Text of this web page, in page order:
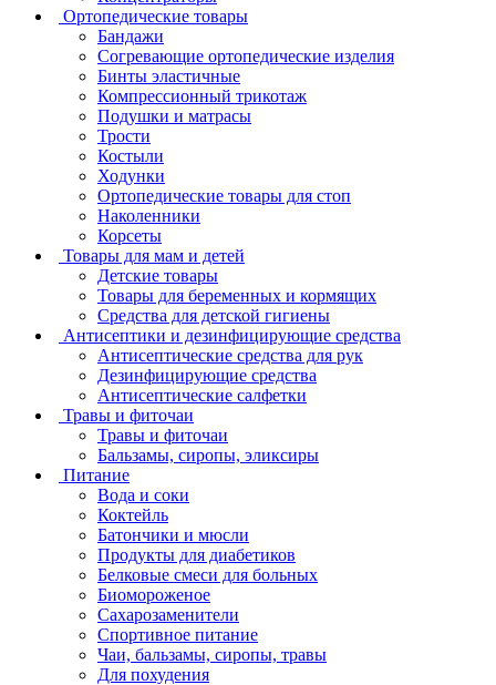
Ортопедические товары
Бандажи
Согревающие ортопедические изделия
Бинты эластичные
Компрессионный трикотаж
Подушки и матрасы
Трости
Костыли
Ходунки
Ортопедические товары для стоп
Наколенники
Корсеты
Товары для мам и детей
Детские товары
Товары для беременных и кормящих
Средства для детской гигиены
Антисептики и дезинфицирующие средства
Антисептические средства для рук
Дезинфицирующие средства
Антисептические салфетки
Травы и фиточаи
Травы и фиточаи
Бальзамы, сиропы, эликсиры
Питание
Вода и соки
Коктейль
Батончики и мюсли
Продукты для диабетиков
Белковые смеси для больных
Биомороженое
Сахарозаменители
Спортивное питание
Чаи, бальзамы, сиропы, травы
Для похудения